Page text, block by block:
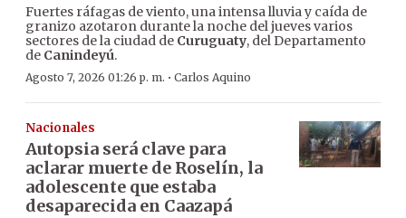
Fuertes ráfagas de viento, una intensa lluvia y caída de
granizo azotaron durante la noche del jueves varios
sectores de la ciudad de Curuguaty, del Departamento
de Canindeyú.
Agosto 7, 2026 01:26 p. m. · Carlos Aquino
Nacionales
Autopsia será clave para
aclarar muerte de Roselín, la
adolescente que estaba
desaparecida en Caazapá